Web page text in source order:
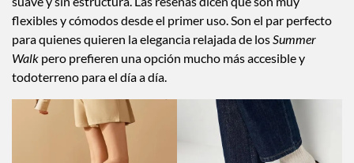
lujo silencioso, pero no hace falta gastar miles de dólares para
lograr esa estética. Marcas como FJQNXGY y Beau Today
tienen versiones que replican perfectamente esa silueta
suave y sin estructura. Las reseñas dicen que son muy
flexibles y cómodos desde el primer uso. Son el par perfecto
para quienes quieren la elegancia relajada de los
Summer
pero prefieren una opción mucho más accesible y
todoterreno para el día a día.